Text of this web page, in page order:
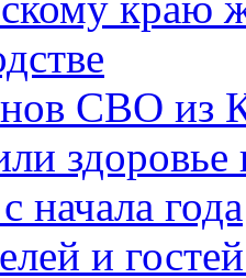
СВО из
начала года
и